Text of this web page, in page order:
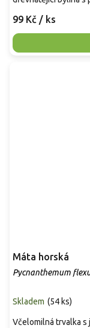
99 Kč / ks
Máta horská
Pycnanthemum
Skladem (54 ks)
Včelomilná trvalka s